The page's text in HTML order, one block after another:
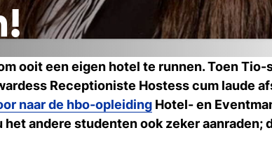
ooit een eigen hotel te runnen. Toen
Receptioniste Hostess cum laude
naar de hbo-opleiding Hotel- en
het andere studenten ook zeker aanraden;